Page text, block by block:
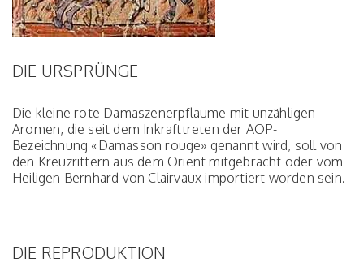
DIE URSPRÜNGE
Die kleine rote Damaszenerpflaume mit unzähligen
Aromen, die seit dem Inkrafttreten der AOP-
Bezeichnung «Damasson rouge» genannt wird, soll von
den Kreuzrittern aus dem Orient mitgebracht oder vom
Heiligen Bernhard von Clairvaux importiert worden sein.
DIE REPRODUKTION